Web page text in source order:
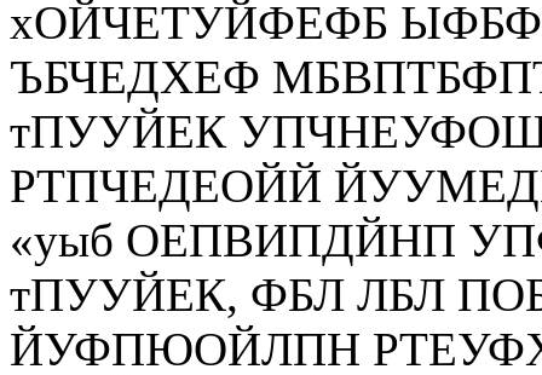
хОЙЧЕТУЙФЕФБ
ЪБЧЕДХЕФ
тПУУЙЕК
РТПЧЕДЕОЙЙ
«уыб ОЕПВИПДЙНП
тПУУЙЕК, ФБЛ ЛБЛ
ЙУФПЮОЙЛПН